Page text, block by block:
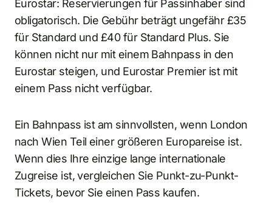
Eurostar: Reservierungen für Passinhaber sind
obligatorisch. Die Gebühr beträgt ungefähr £35
für Standard und £40 für Standard Plus. Sie
können nicht nur mit einem Bahnpass in den
Eurostar steigen, und Eurostar Premier ist mit
einem Pass nicht verfügbar.
Ein Bahnpass ist am sinnvollsten, wenn London
nach Wien Teil einer größeren Europareise ist.
Wenn dies Ihre einzige lange internationale
Zugreise ist, vergleichen Sie Punkt-zu-Punkt-
Tickets, bevor Sie einen Pass kaufen.